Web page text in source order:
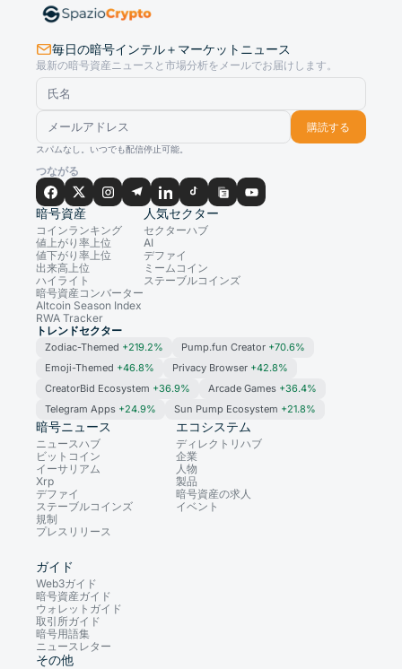
毎日の暗号インテル＋マーケットニュース
最新の暗号資産ニュースと市場分析をメールでお届けします。
購読する
スパムなし。いつでも配信停止可能。
つながる
暗号資産
コインランキング
値上がり率上位
値下がり率上位
出来高上位
ハイライト
暗号資産コンバーター
Altcoin Season Index
RWA Tracker
人気セクター
セクターハブ
AI
デファイ
ミームコイン
ステーブルコインズ
トレンドセクター
Zodiac-Themed +219.2% Pump.fun Creator +70.6%
Emoji-Themed +46.8% Privacy Browser +42.8%
CreatorBid Ecosystem +36.9% Arcade Games +36.4%
Telegram Apps +24.9% Sun Pump Ecosystem +21.8%
暗号ニュース
ニュースハブ
ビットコイン
イーサリアム
Xrp
デファイ
ステーブルコインズ
規制
プレスリリース
エコシステム
ディレクトリハブ
企業
人物
製品
暗号資産の求人
イベント
ガイド
Web3ガイド
暗号資産ガイド
ウォレットガイド
取引所ガイド
暗号用語集
ニュースレター
その他